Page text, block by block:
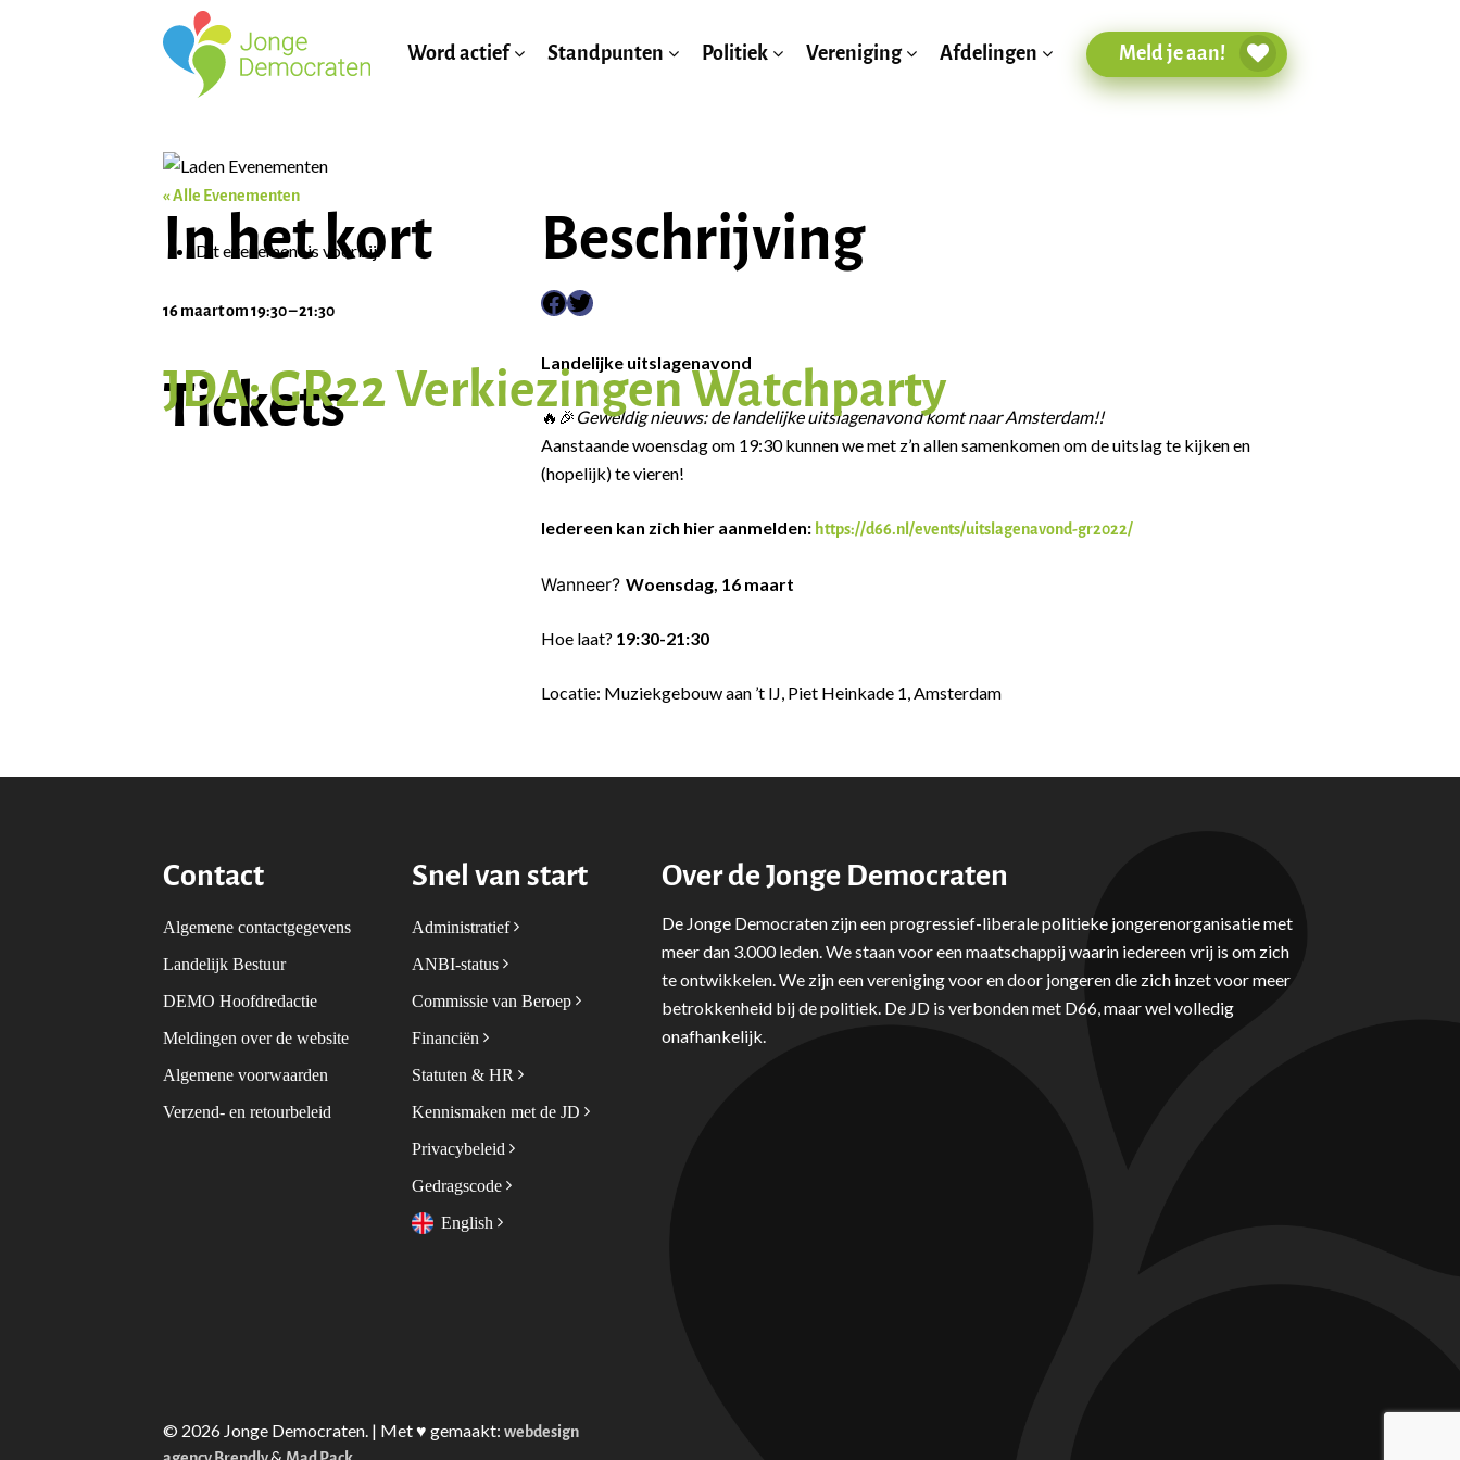
Word actief Standpunten Politiek Vereniging Afdelingen Meld je aan!
« Alle Evenementen
Dit evenement is voorbij.
JDA: GR22 Verkiezingen Watchparty
In het kort
16 maartom19:30–21:30
Tickets
Beschrijving
Facebook Twitter
Landelijke uitslagenavond
🔥🎉 Geweldig nieuws: de landelijke uitslagenavond komt naar Amsterdam!!
Aanstaande woensdag om 19:30 kunnen we met z’n allen samenkomen om de uitslag te kijken en
(hopelijk) te vieren!
Iedereen kan zich hier aanmelden: https://d66.nl/events/uitslagenavond-gr2022/
Wanneer? Woensdag, 16 maart
Hoe laat? 19:30-21:30
Locatie: Muziekgebouw aan ’t IJ, Piet Heinkade 1, Amsterdam
Contact
Algemene contactgegevens
Landelijk Bestuur
DEMO Hoofdredactie
Meldingen over de website
Algemene voorwaarden
Verzend- en retourbeleid
Snel van start
Administratief
ANBI-status
Commissie van Beroep
Financiën
Statuten & HR
Kennismaken met de JD
Privacybeleid
Gedragscode
English
Over de Jonge Democraten
De Jonge Democraten zijn een progressief-liberale politieke jongerenorganisatie met
meer dan 3.000 leden. We staan voor een maatschappij waarin iedereen vrij is om zich
te ontwikkelen. We zijn een vereniging voor en door jongeren die zich inzet voor meer
betrokkenheid bij de politiek. De JD is verbonden met D66, maar wel volledig
onafhankelijk.
© 2026 Jonge Democraten. | Met ♥︎ gemaakt: webdesign
&